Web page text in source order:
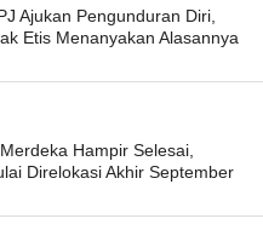
Ajukan Pengunduran Diri,
Etis Menanyakan Alasannya
Hampir Selesai,
Direlokasi Akhir September